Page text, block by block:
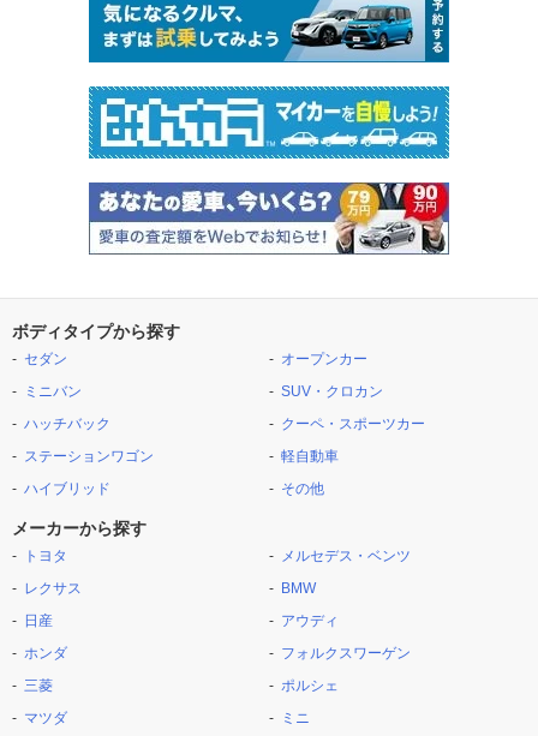
ボディタイプから探す
セダン
ミニバン
ハッチバック
ステーションワゴン
ハイブリッド
オープンカー
SUV・クロカン
クーペ・スポーツカー
軽自動車
その他
メーカーから探す
トヨタ
レクサス
日産
ホンダ
三菱
マツダ
メルセデス・ベンツ
BMW
アウディ
フォルクスワーゲン
ポルシェ
ミニ